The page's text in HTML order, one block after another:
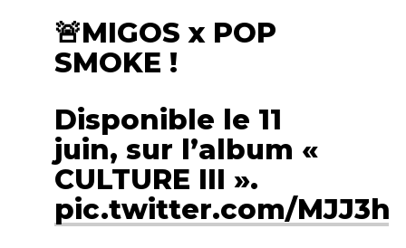
🚨MIGOS x POP
SMOKE !
Disponible le 11
juin, sur l’album «
CULTURE III ».
pic.twitter.com/